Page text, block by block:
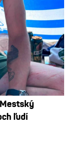
ľudí